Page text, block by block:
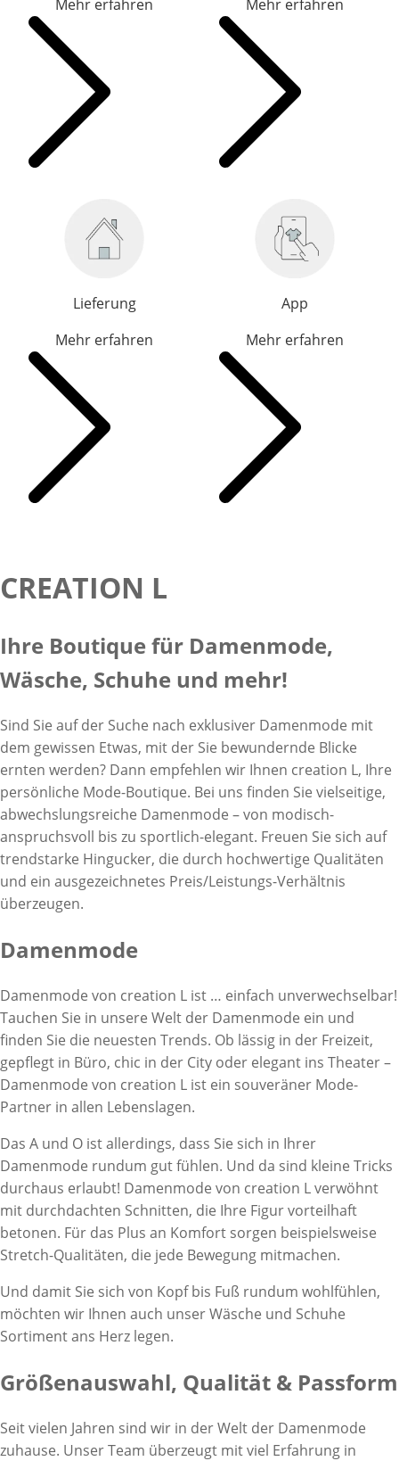
Mehr erfahren Mehr erfahren
Lieferung
Mehr erfahren
App
Mehr erfahren
CREATION L
Ihre Boutique für Damenmode,
Wäsche, Schuhe und mehr!
Sind Sie auf der Suche nach exklusiver Damenmode mit
dem gewissen Etwas, mit der Sie bewundernde Blicke
ernten werden? Dann empfehlen wir Ihnen creation L, Ihre
persönliche Mode-Boutique. Bei uns finden Sie vielseitige,
abwechslungsreiche Damenmode – von modisch-
anspruchsvoll bis zu sportlich-elegant. Freuen Sie sich auf
trendstarke Hingucker, die durch hochwertige Qualitäten
und ein ausgezeichnetes Preis/Leistungs-Verhältnis
überzeugen.
Damenmode
Damenmode von creation L ist … einfach unverwechselbar!
Tauchen Sie in unsere Welt der Damenmode ein und
finden Sie die neuesten Trends. Ob lässig in der Freizeit,
gepflegt in Büro, chic in der City oder elegant ins Theater –
Damenmode von creation L ist ein souveräner Mode-
Partner in allen Lebenslagen.
Das A und O ist allerdings, dass Sie sich in Ihrer
Damenmode rundum gut fühlen. Und da sind kleine Tricks
durchaus erlaubt! Damenmode von creation L verwöhnt
mit durchdachten Schnitten, die Ihre Figur vorteilhaft
betonen. Für das Plus an Komfort sorgen beispielsweise
Stretch-Qualitäten, die jede Bewegung mitmachen.
Und damit Sie sich von Kopf bis Fuß rundum wohlfühlen,
möchten wir Ihnen auch unser Wäsche und Schuhe
Sortiment ans Herz legen.
Größenauswahl, Qualität & Passform
Seit vielen Jahren sind wir in der Welt der Damenmode
zuhause. Unser Team überzeugt mit viel Erfahrung in